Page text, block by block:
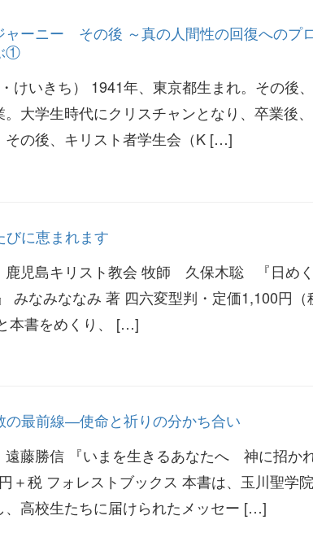
ャーニー その後 ～真の人間性の回復へのプ
①
けいきち） 1941年、東京都生まれ。その後
大学生時代にクリスチャンとなり、卒業後
その後、キリスト者学生会（K […]
びに恵まれます
鹿児島キリスト教会 牧師 久保木聡 『日め
なみななみ 著 四六変型判・定価1,100円（
本書をめくり、 […]
の最前線―使命と祈りの分かち合い
藤勝信 『いまを生きるあなたへ 神に招か
＋税 フォレストブックス 本書は、玉川聖学
、高校生たちに届けられたメッセー […]